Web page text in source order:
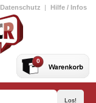
Datenschutz | Hilfe / Infos
0